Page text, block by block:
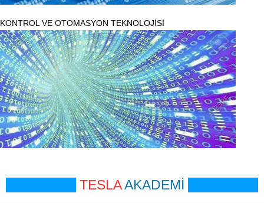
KONTROL VE OTOMASYON TEKNOLOJİSİ
TESLAAKADEMİ